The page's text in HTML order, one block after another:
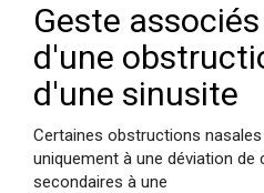
Geste
d'une
d'une sinusite
Certaines obstructions
uniquement à une déviation de
secondaires à une